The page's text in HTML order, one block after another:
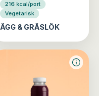
216 kcal/port
Vegetarisk
ÄGG & GRÄSLÖK